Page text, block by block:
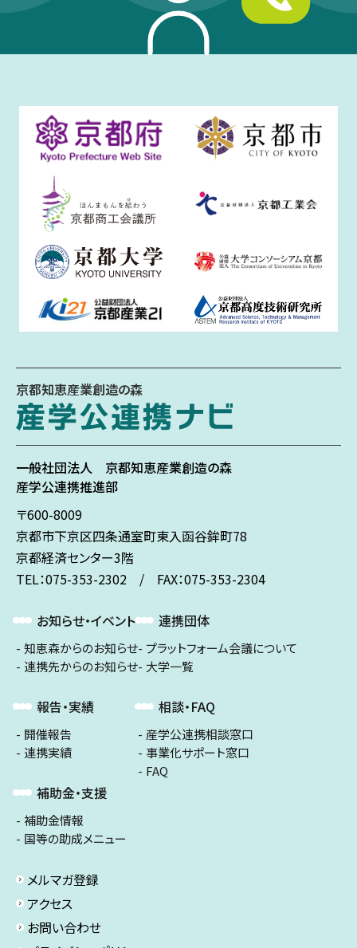
京都知恵産業創造の森
一般社団法人 京都知恵産業創造の森
産学公連携推進部
〒600-8009
京都市下京区四条通室町東入函谷鉾町78
京都経済センター3階
TEL：075-353-2302 / FAX：075-353-2304
お知らせ・イベント
知恵森からのお知らせ
連携先からのお知らせ
報告・実績
開催報告
連携実績
補助金・支援
補助金情報
国等の助成メニュー
連携団体
プラットフォーム会議について
大学一覧
相談・FAQ
産学公連携相談窓口
事業化サポート窓口
FAQ
メルマガ登録
アクセス
お問い合わせ